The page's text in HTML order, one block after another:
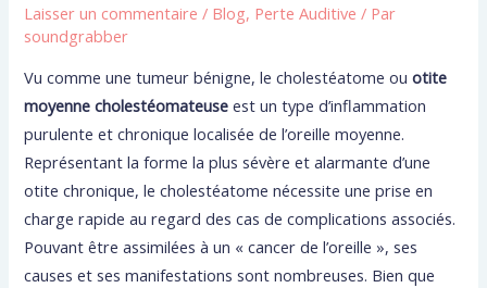
Laisser un commentaire / Blog, Perte Auditive / Par
soundgrabber
Vu comme une tumeur bénigne, le cholestéatome ouotite
moyenne cholestéomateuse est un type d’inflammation
purulente et chronique localisée de l’oreille moyenne.
Représentant la forme la plus sévère et alarmante d’une
otite chronique, le cholestéatome nécessite une prise en
charge rapide au regard des cas de complications associés.
Pouvant être assimilées à un « cancer de l’oreille », ses
causes et ses manifestations sont nombreuses. Bien que